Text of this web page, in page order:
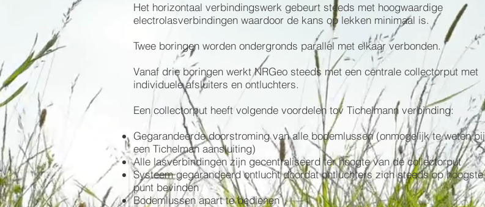
Het horizontaal verbindingswerk gebeurt steeds met hoogwaardige
electrolasverbindingen waardoor de kans op lekken minimaal is.
Twee boringen worden ondergronds parallel met elkaar verbonden.
Vanaf drie boringen werkt NRGeo steeds met een centrale collectorput met
individuele afsluiters en ontluchters.
Een collectorput heeft volgende voordelen tov Tichelmann verbinding:
Gegarandeerde doorstroming van alle bodemlussen (onmogelijk te weten bij
een Tichelman aansluiting)
Alle lasverbindingen zijn gecentraliseerd ter hoogte van de collectorput
Systeem gegarandeerd ontlucht doordat ontluchters zich steeds op hoogste
punt bevinden
Bodemlussen apart te bedienen